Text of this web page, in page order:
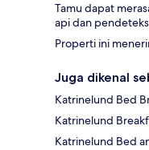
Tamu dapat
api dan
Properti ini
Juga dikenal
Katrinelund Bed
Katrinelund
Katrinelund Bed